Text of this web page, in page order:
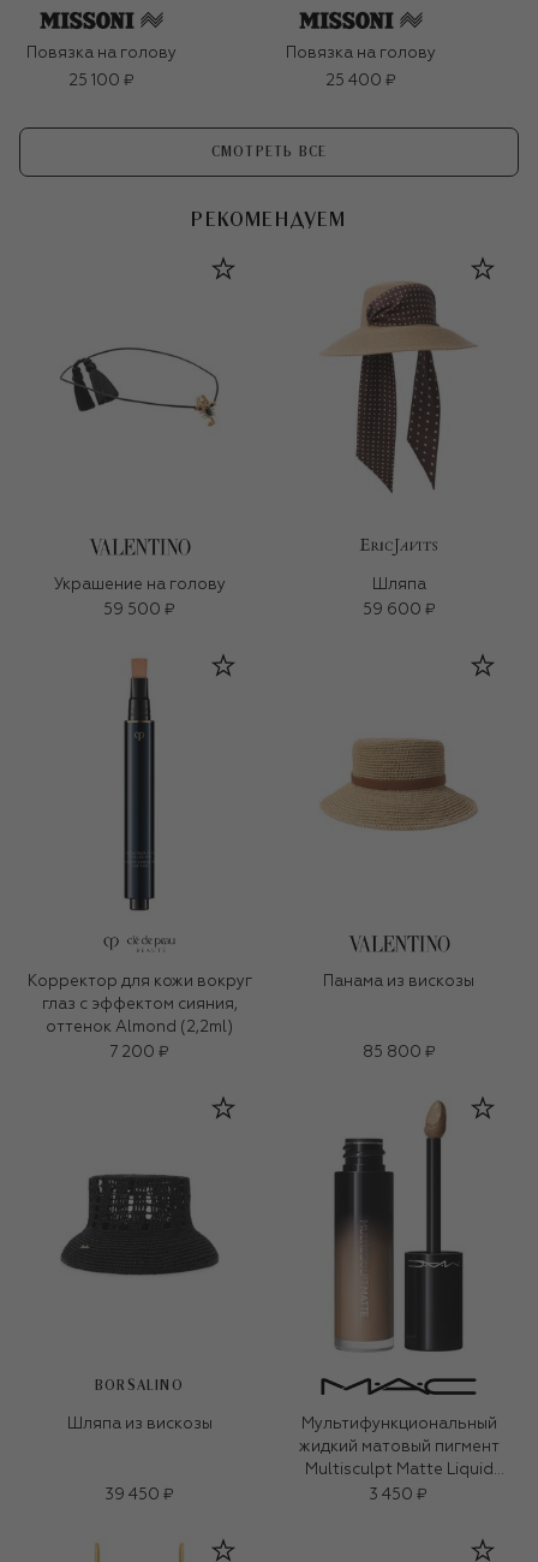
Повязка на голову
25 100 ₽
Повязка на голову
25 400 ₽
СМОТРЕТЬ ВСЕ
РЕКОМЕНДУЕМ
Украшение на голову
59 500 ₽
Шляпа
59 600 ₽
Корректор для кожи вокруг
глаз с эффектом сияния,
оттенок Almond (2,2ml)
7 200 ₽
Панама из вискозы
85 800 ₽
BORSALINO
Шляпа из вискозы
39 450 ₽
Мультифункциональный
жидкий матовый пигмент
Multisculpt Matte Liquid
Colour, оттенок Omega (4,5ml)
3 450 ₽